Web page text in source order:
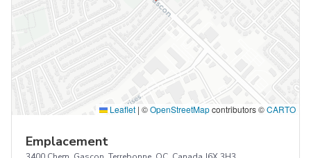
Leaflet | ©OpenStreetMapcontributors ©CARTO
Emplacement